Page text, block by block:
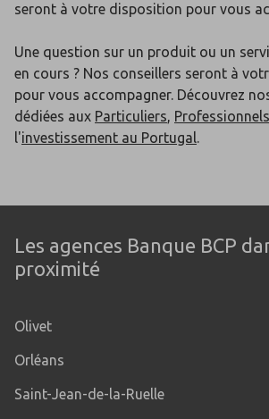
seront à votre disposition pour vous
Une question sur un produit ou un
en cours ? Nos conseillers seront à
pour vous accompagner. Découvrez
dédiées aux Particuliers, Professionnels
l'investissement au Portugal.
Les agences Banque BCP
proximité
Olivet
Orléans
Saint-Jean-de-la-Ruelle